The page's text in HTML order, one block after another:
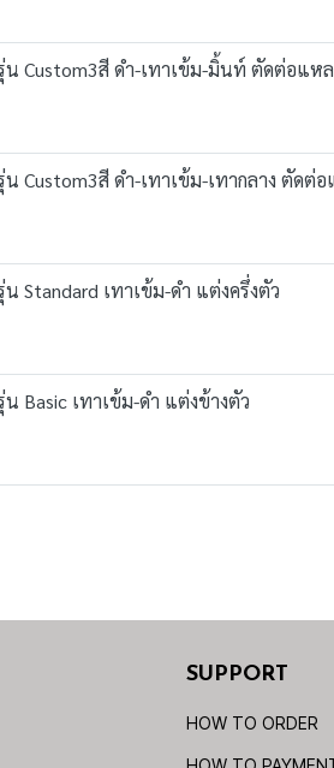
น Custom3สี ดำ-เทาเข้ม-มิ้นท์ ตัดต่อแห
น Custom3สี ดำ-เทาเข้ม-เทากลาง ตัดต่
น Standard เทาเข้ม-ดำ แต่งครึ่งตัว
น Basic เทาเข้ม-ดำ แต่งข้างตัว
SUPPORT
HOW TO ORDER